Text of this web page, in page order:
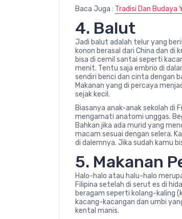
Baca Juga : Tradisi Dan Budaya
4. Balut
Jadi balut adalah telur yang
konon berasal dari China dan di
bisa di cemil santai seperti
menit. Tentu saja embrio di
sendiri benci dan cinta dengan
Makanan yang di percaya
sejak kecil.
Biasanya anak-anak sekolah di
mengamati anatomi unggas.
Bahkan jika ada murid yang
macam sesuai dengan selera.
di dalemnya. Jika sudah kamu
5. Makanan
Halo-halo atau halu-halo
Filipina setelah di serut es di
beragam seperti kolang-kaling
kacang-kacangan dan umbi
kental manis.